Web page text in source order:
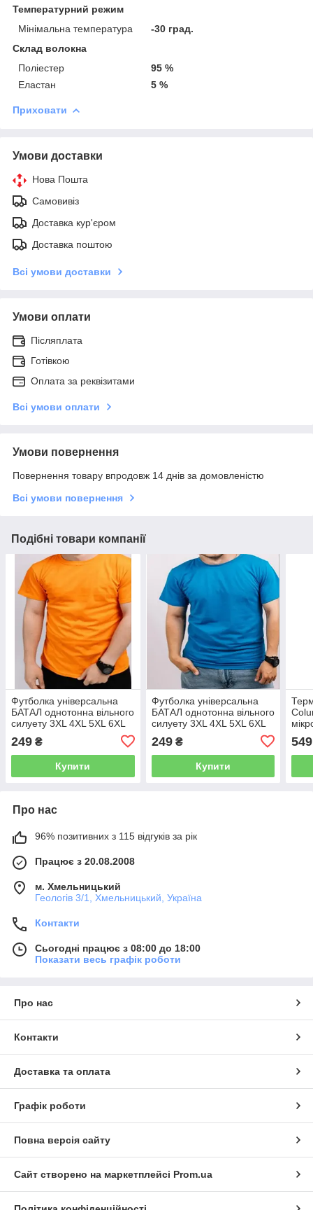
Температурний режим
Мінімальна температура
-30 град.
Склад волокна
Поліестер
95 %
Еластан
5 %
Приховати
Умови доставки
Нова Пошта
Самовивіз
Доставка кур'єром
Доставка поштою
Всі умови доставки
Умови оплати
Післяплата
Готівкою
Оплата за реквізитами
Всі умови оплати
Умови повернення
Повернення товару впродовж 14 днів за домовленістю
Всі умови повернення
Подібні товари компанії
Футболка універсальна
БАТАЛ однотонна вільного
силуету 3XL 4XL 5XL 6XL
100% бавовна ПОМАРАНЧ
249 ₴
Купити
Футболка універсальна
БАТАЛ однотонна вільного
силуету 3XL 4XL 5XL 6XL
БЛАКИТНИЙ
249₴
Купити
549
Про нас
96% позитивних з 115 відгуків за рік
Працює з 20.08.2008
м. Хмельницький
Геологів 3/1, Хмельницький, Україна
Контакти
Сьогодні працює з 08:00 до 18:00
Показати весь графік роботи
Про нас
Контакти
Доставка та оплата
Графік роботи
Повна версія сайту
Сайт створено на маркетплейсі Prom.ua